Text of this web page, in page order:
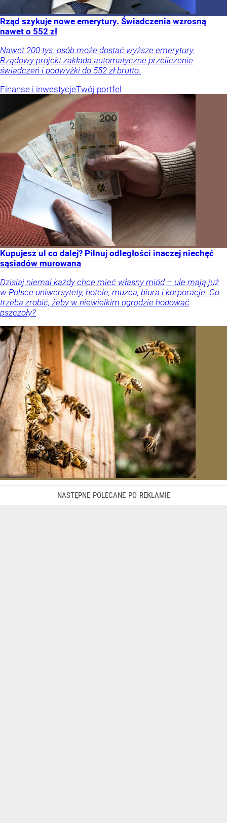
Rząd szykuje nowe emerytury. Świadczenia wzrosną
nawet o 552 zł
Nawet 200 tys. osób może dostać wyższe emerytury.
Rządowy projekt zakłada automatyczne przeliczenie
świadczeń i podwyżki do 552 zł brutto.
Finanse i inwestycjeTwój portfel
Kupujesz ul co dalej? Pilnuj odległości inaczej niechęć
sąsiadów murowana
Dzisiaj niemal każdy chce mieć własny miód – ule mają już
w Polsce uniwersytety, hotele, muzea, biura i korporacje. Co
trzeba zrobić, żeby w niewielkim ogrodzie hodować
pszczoły?